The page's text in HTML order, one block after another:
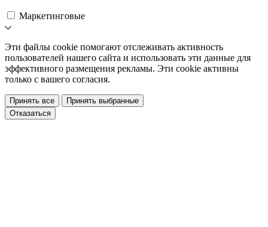
Маркетинговые
Эти файлы cookie помогают отслеживать активность
пользователей нашего сайта и использовать эти данные для
эффективного размещения рекламы. Эти cookie активны
только с вашего согласия.
Принять все
Принять выбранные
Отказаться